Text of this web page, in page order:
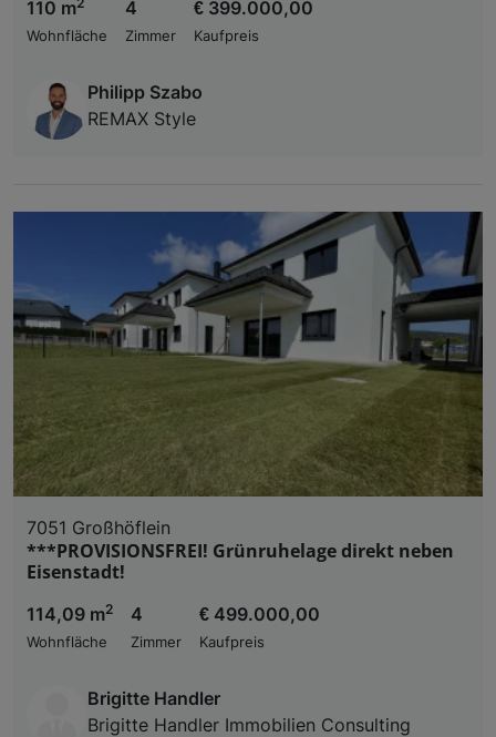
110 m
Wohnfläche
4
Zimmer
€ 399.000,00
Kaufpreis
Philipp Szabo
REMAX Style
7051 Großhöflein
***PROVISIONSFREI! Grünruhelage direkt neben
Eisenstadt!
114,09 m2
Wohnfläche
4
Zimmer
€ 499.000,00
Kaufpreis
Brigitte Handler
Brigitte Handler Immobilien Consulting